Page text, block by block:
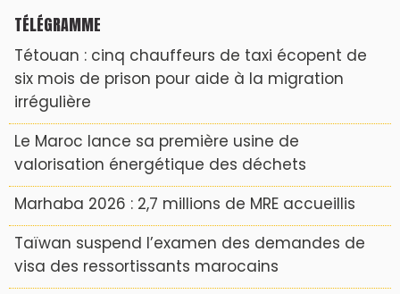
TÉLÉGRAMME
Tétouan : cinq chauffeurs de taxi écopent de
six mois de prison pour aide à la migration
irrégulière
Le Maroc lance sa première usine de
valorisation énergétique des déchets
Marhaba 2026 : 2,7 millions de MRE accueillis
Taïwan suspend l’examen des demandes de
visa des ressortissants marocains